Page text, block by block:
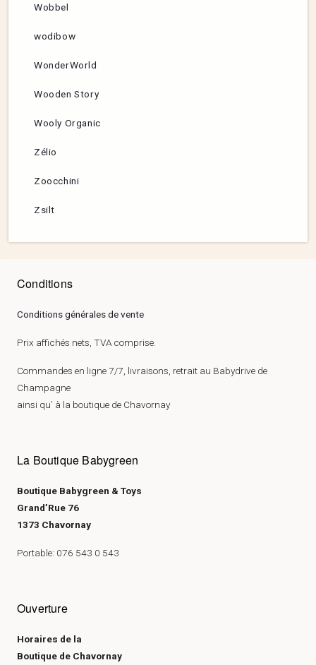
Wobbel
wodibow
WonderWorld
Wooden Story
Wooly Organic
Zélio
Zoocchini
Zsilt
Conditions
Conditions générales de vente
Prix affichés nets, TVA comprise.
Commandes en ligne 7/7, livraisons, retrait au Babydrive de
Champagne
ainsi qu’ à la boutique de Chavornay
La Boutique Babygreen
Boutique Babygreen & Toys
Grand’Rue 76
1373 Chavornay
Portable: 076 543 0 543
Ouverture
Horaires de la
Boutique de Chavornay